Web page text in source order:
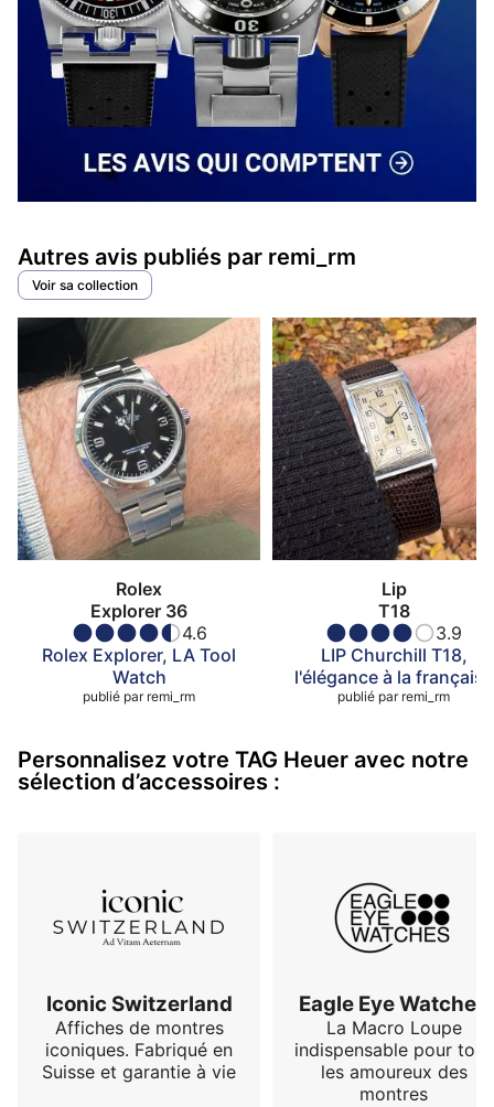
Autres avis publiés par remi_rm
Voir sa collection
Rolex
Explorer 36
4.6
Rolex Explorer, LA Tool
Watch
publié par remi_rm
Lip
T18
3.9
LIP Churchill T18,
l'élégance à la française
publié par remi_rm
Personnalisez votre TAG Heuer avec notre
sélection d’accessoires :
Iconic Switzerland
Affiches de montres
iconiques. Fabriqué en
Suisse et garantie à vie
Eagle Eye Watches
La Macro Loupe
indispensable pour tous
les amoureux des
montres